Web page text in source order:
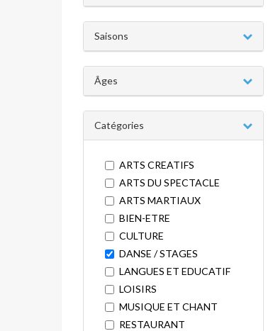
Saisons
Âges
Catégories
ARTS CREATIFS
ARTS DU SPECTACLE
ARTS MARTIAUX
BIEN-ETRE
CULTURE
DANSE / STAGES
LANGUES ET EDUCATIF
LOISIRS
MUSIQUE ET CHANT
RESTAURANT